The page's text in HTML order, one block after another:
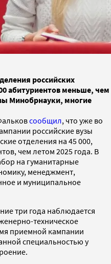
российских
абитуриентов меньше, чем
Минобрнауки, многие
сообщил, что уже во
российские вузы
отделения на 45 000,
чем летом 2025 года. В
на гуманитарные
менеджмент,
и муниципальное
три года наблюдается
техническое
приемной кампании
специальностью у